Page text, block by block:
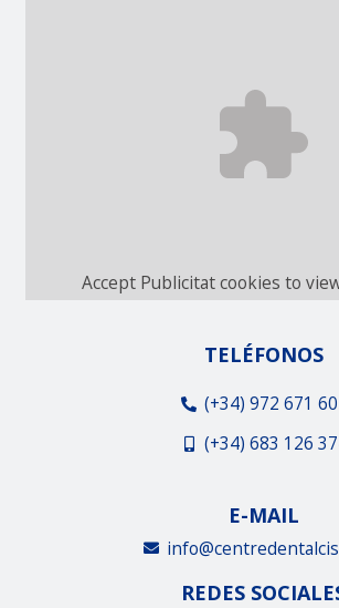
Accept Publicitatcookies to
TELÉFONOS
(+34) 972 671
(+34) 683 126
E-MAIL
REDES